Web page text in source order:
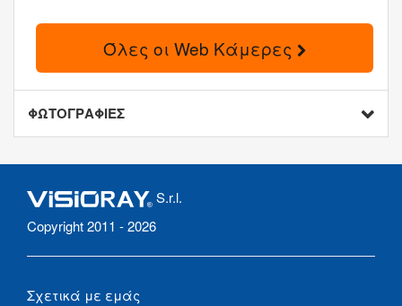
Όλες οι Web Κάμερες
ΦΩΤΟΓΡΑΦΙΕΣ
S.r.l.
Copyright 2011 - 2026
Σχετικά με εμάς